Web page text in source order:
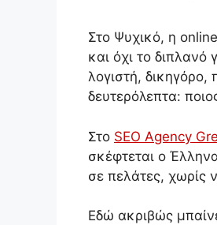
Στο Ψυχικό, η
και όχι το
λογιστή, δικηγόρο,
δευτερόλεπτα:
Στο SEO Agency
σκέφτεται ο
σε πελάτες, χωρίς
Εδώ ακριβώς